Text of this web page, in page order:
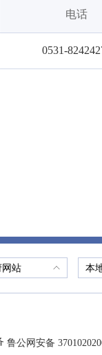
电话
0531-
网站 本
鲁公网安备